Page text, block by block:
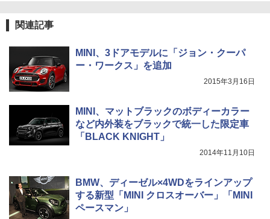
関連記事
MINI、3ドアモデルに「ジョン・クーパ
ー・ワークス」を追加
2015年3月16日
MINI、マットブラックのボディーカラー
など内外装をブラックで統一した限定車
「BLACK KNIGHT」
2014年11月10日
BMW、ディーゼル×4WDをラインアップ
する新型「MINI クロスオーバー」「MINI
ペースマン」